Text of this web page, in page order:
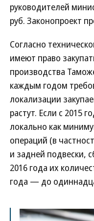
руководителей
руб. Законопроект
Согласно
имеют право
производства
каждым годом
локализации
растут. Если с 2015
локально как
операций (в
и задней подвески,
2016 года их
года — до